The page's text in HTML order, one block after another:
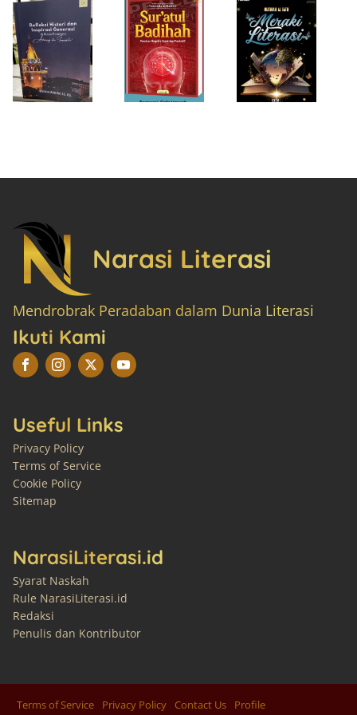
Narasi Literasi
Mendrobrak Peradaban dalam Dunia Literasi
Ikuti Kami
Useful Links
Privacy Policy
Terms of Service
Cookie Policy
Sitemap
NarasiLiterasi.id
Syarat Naskah
Rule NarasiLiterasi.id
Redaksi
Penulis dan Kontributor
Terms of Service Privacy Policy Contact Us Profile